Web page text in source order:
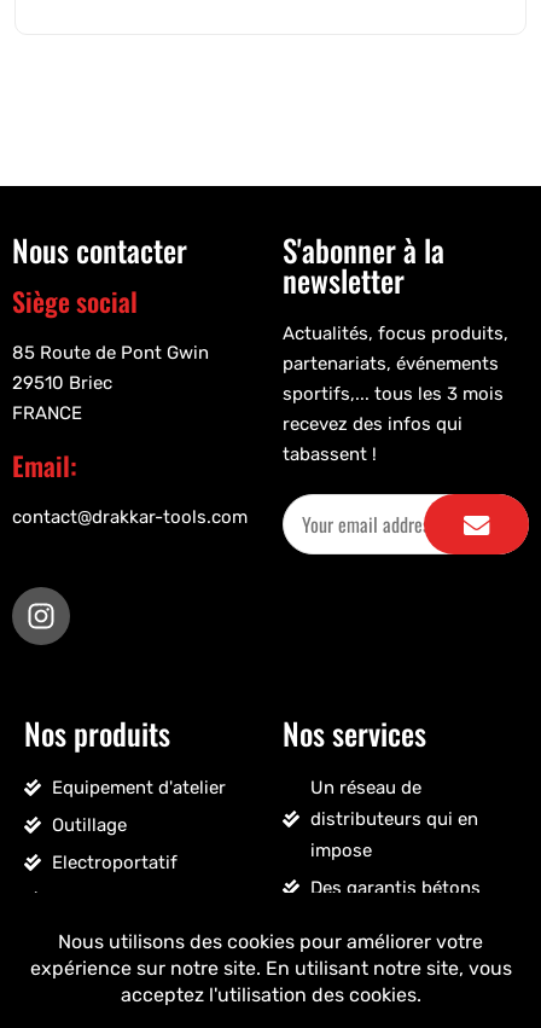
Nous contacter
Siège social
85 Route de Pont Gwin
29510 Briec
FRANCE
Email:
contact@drakkar-tools.com
S'abonner à la
newsletter
Actualités, focus produits,
partenariats, événements
sportifs,... tous les 3 mois
recevez des infos qui
tabassent !
Nos produits
Equipement d'atelier
Outillage
Electroportatif
Accessoires véhicules
Nettoyage, droguerie
Nos services
Un réseau de
distributeurs qui en
impose
Des garantis bétons
Un stock massif
Un ancrage français